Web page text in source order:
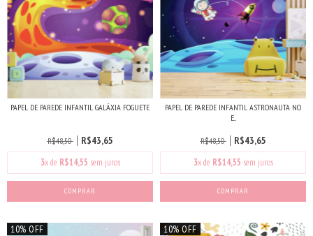
PAPEL DE PAREDE INFANTIL GALÁXIA FOGUETE
R$48,50 R$43,65
3x de R$14,55 sem juros
COMPRAR
PAPEL DE PAREDE INFANTIL ASTRONAUTA NO
E...
R$48,50 R$43,65
3x de R$14,55 sem juros
COMPRAR
10% OFF 10% OFF